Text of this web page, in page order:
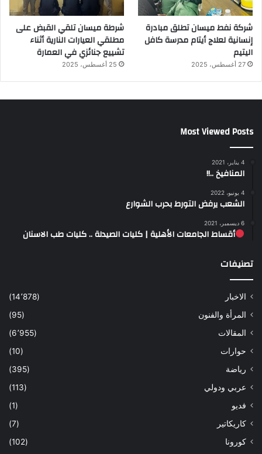
شركة نفط ميسان تطلق مبادرة
إنسانية لعلاج أيتام مدرسة كافل
اليتيم
27 أغسطس، 2025
شرطة ميسان تلقي القبض على
مطلقي العيارات النارية أثناء
تشييع جنائزي في العمارة
25 أغسطس، 2025
Most Viewed Posts
4 يناير، 2021
المنافيخ ..!!
4 يونيو، 2022
الشعب يرفض التورط بحرب الشوارع
6 ديسمبر، 2021
أقساط الجامعات الأهلية | كليات الصيدلة .. كليات طب الاسنان
تصنيفات
الاخبار
(14٬878)
المرأة والفنون
(95)
المقالات
(6٬955)
حوارات
(10)
رياضة
(395)
عربي ودولي
(113)
فديو
(1)
كاريكاتير
(7)
كورونا
(102)